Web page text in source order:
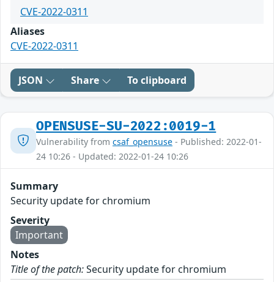
CVE-2022-0311
Aliases
CVE-2022-0311
JSON Share To clipboard
OPENSUSE-SU-2022:0019-1
Vulnerability from csaf_opensuse - Published: 2022-01-
24 10:26 - Updated: 2022-01-24 10:26
Summary
Security update for chromium
Severity
Important
Notes
Title of the patch:Security update for chromium